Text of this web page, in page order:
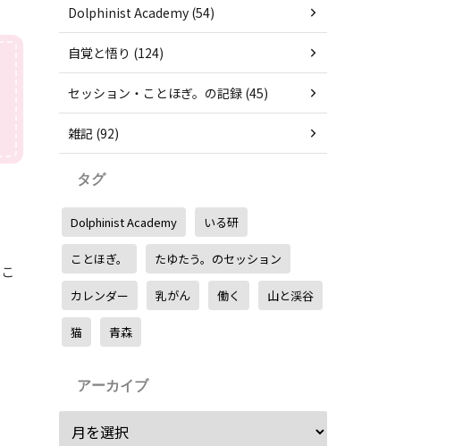
Dolphinist Academy (54)
自覚と悟り (124)
セッション・ことほぎ。の記録 (45)
雑記 (92)
タグ
Dolphinist Academy いる研
ことほぎ。 たゆたう。のセッション
カレンダー 乳がん 働く 山と渓谷
猫 青森
アーカイブ